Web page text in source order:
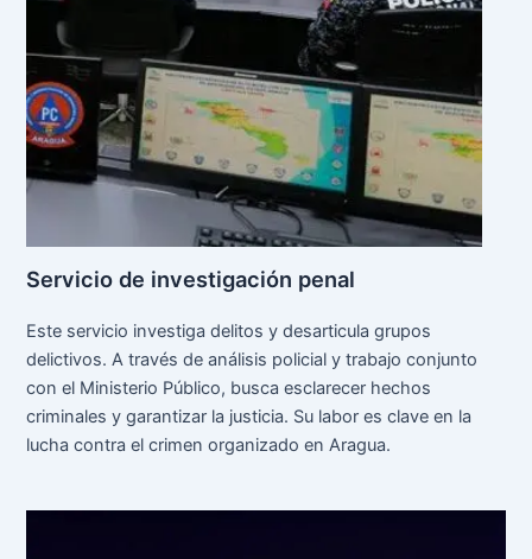
Servicio de investigación penal
Este servicio investiga delitos y desarticula grupos
delictivos. A través de análisis policial y trabajo conjunto
con el Ministerio Público, busca esclarecer hechos
criminales y garantizar la justicia. Su labor es clave en la
lucha contra el crimen organizado en Aragua.